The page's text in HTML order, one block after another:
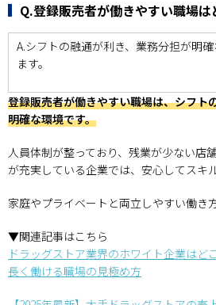
Q.登録販売者が働きやすい職場は
A.シフトの融通が利き、業務分担が明
ます。
登録販売者が働きやすい職場は、シフト
明確な環境です。
人員体制が整っており、残業が少ない店
が充実している企業では、安心してスキ
家庭やプライベートと両立しやすい働き
▼関連記事はこちら
ドラッグストア業界のホワイト企業はど
長く働ける職場の見極め方